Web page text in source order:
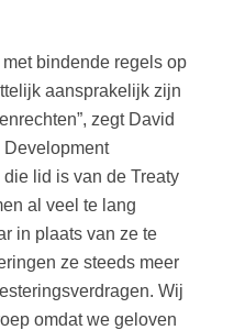
bindende regels op
aansprakelijk zijn
zegt David
Development
lid is van de Treaty
al veel te lang
in plaats van ze te
ze steeds meer
Wij
omdat we geloven